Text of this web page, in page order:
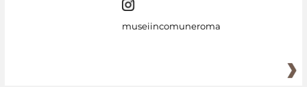
museiincomuneroma